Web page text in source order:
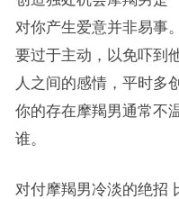
对你产生爱意并非易事
要过于主动，以免吓到
人之间的感情，平时多
你的存在摩羯男通常不
谁。
对付摩羯男冷淡的绝招